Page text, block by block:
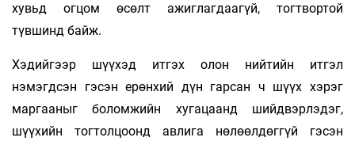
хувьд огцом өсөлт ажиглагдаагүй, тогтвортой
түвшинд байж.
Хэдийгээр шүүхэд итгэх олон нийтийн итгэл
нэмэгдсэн гэсэн ерөнхий дүн гарсан ч шүүх хэрэг
маргааныг боломжийн хугацаанд шийдвэрлэдэг,
шүүхийн тогтолцоонд авлига нөлөөлдөггүй гэсэн